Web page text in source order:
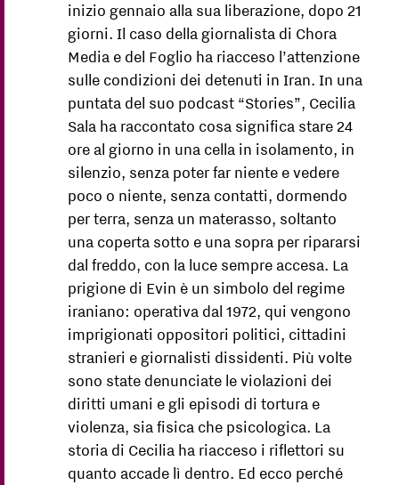
inizio gennaio alla sua liberazione, dopo 21
giorni. Il caso della giornalista di Chora
Media e del Foglio ha riacceso l’attenzione
sulle condizioni dei detenuti in Iran. In una
puntata del suo podcast “Stories”, Cecilia
Sala ha raccontato cosa significa stare 24
ore al giorno in una cella in isolamento, in
silenzio, senza poter far niente e vedere
poco o niente, senza contatti, dormendo
per terra, senza un materasso, soltanto
una coperta sotto e una sopra per ripararsi
dal freddo, con la luce sempre accesa. La
prigione di Evin è un simbolo del regime
iraniano: operativa dal 1972, qui vengono
imprigionati oppositori politici, cittadini
stranieri e giornalisti dissidenti. Più volte
sono state denunciate le violazioni dei
diritti umani e gli episodi di tortura e
violenza, sia fisica che psicologica. La
storia di Cecilia ha riacceso i riflettori su
quanto accade lì dentro. Ed ecco perché